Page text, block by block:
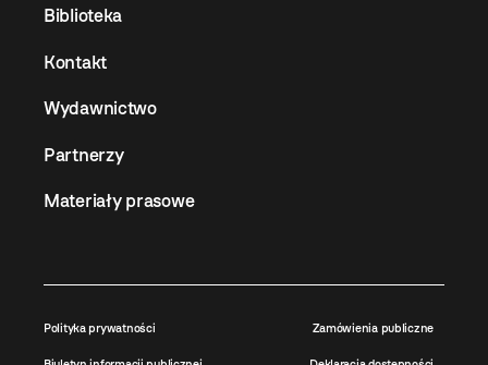
Biblioteka
Kontakt
Wydawnictwo
Partnerzy
Materiały prasowe
Polityka prywatności Zamówienia publiczne